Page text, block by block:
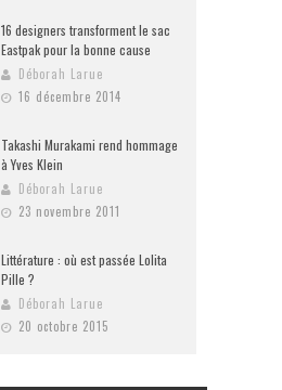
16 designers transforment le sac
Eastpak pour la bonne cause
Déborah Larue
16 décembre 2014
Takashi Murakami rend hommage
à Yves Klein
Déborah Larue
23 novembre 2011
Littérature : où est passée Lolita
Pille ?
Déborah Larue
20 octobre 2015